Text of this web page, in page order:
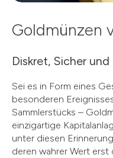
Goldmünzen
Diskret, Sicher
Sei es in Form eines
besonderen
Sammlerstücks –
einzigartige
unter diesen
deren wahrer Wert